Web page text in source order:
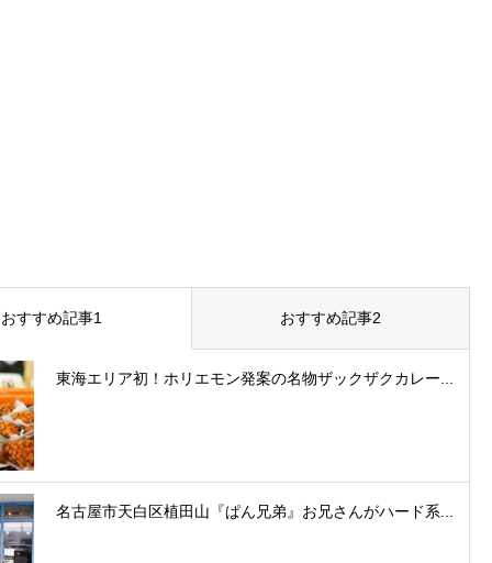
おすすめ記事1 おすすめ記事2
東海エリア初！ホリエモン発案の名物ザックザクカレー...
名古屋市天白区植田山『ぱん兄弟』お兄さんがハード系...